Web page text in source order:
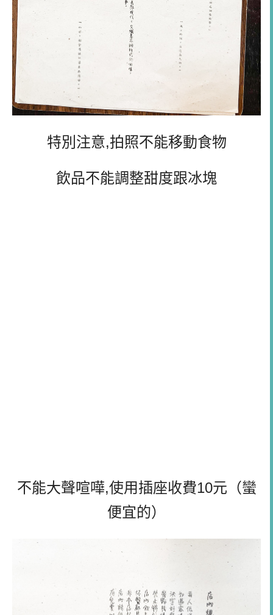
特別注意,拍照不能移動食物
飲品不能調整甜度跟冰塊
不能大聲喧嘩,使用插座收費10元（蠻
便宜的）